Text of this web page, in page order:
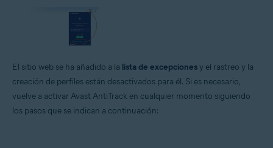
El sitio web se ha añadido a la lista de excepcionesy el rastreo y la
creación de perfiles están desactivados para él. Si es necesario,
vuelve a activar Avast AntiTrack en cualquier momento siguiendo
los pasos que se indican a continuación: